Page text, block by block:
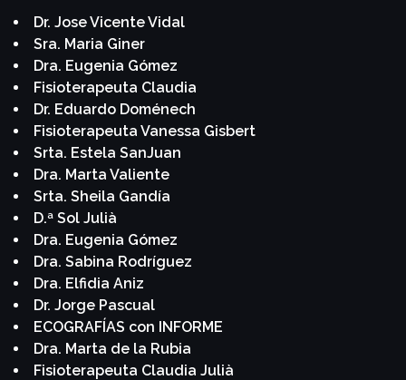
Dr. Jose Vicente Vidal
Sra. Maria Giner
Dra. Eugenia Gómez
Fisioterapeuta Claudia
Dr. Eduardo Doménech
Fisioterapeuta Vanessa Gisbert
Srta. Estela SanJuan
Dra. Marta Valiente
Srta. Sheila Gandía
D.ª Sol Julià
Dra. Eugenia Gómez
Dra. Sabina Rodríguez
Dra. Elfidia Aniz
Dr. Jorge Pascual
ECOGRAFÍAS con INFORME
Dra. Marta de la Rubia
Fisioterapeuta Claudia Julià